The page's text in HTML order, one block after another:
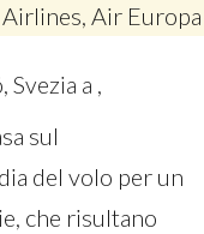
Air Europa
a ,
sul
del volo per un
che risultano